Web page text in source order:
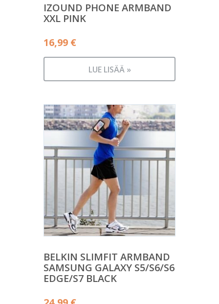
IZOUND PHONE ARMBAND
XXL PINK
16,99 €
LUE LISÄÄ »
BELKIN SLIMFIT ARMBAND
SAMSUNG GALAXY S5/S6/S6
EDGE/S7 BLACK